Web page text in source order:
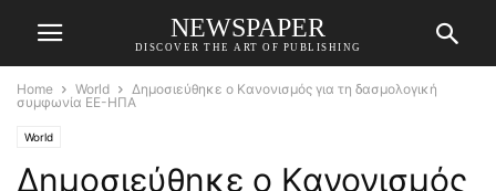
NEWSPAPER
DISCOVER THE ART OF PUBLISHING
Home World
Δημοσιεύθηκε ο Κανονισμός για τη δασμολογική
συμφωνία ΕΕ-ΗΠΑ
World
Δημοσιεύθηκε ο Κανονισμός